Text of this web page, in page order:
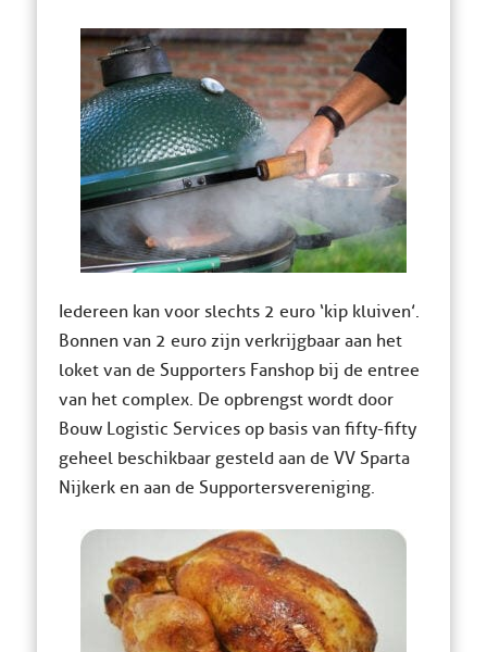
Iedereen kan voor slechts 2 euro ‘kip kluiven’.
Bonnen van 2 euro zijn verkrijgbaar aan het
loket van de Supporters Fanshop bij de entree
van het complex. De opbrengst wordt door
Bouw Logistic Services op basis van fifty-fifty
geheel beschikbaar gesteld aan de VV Sparta
Nijkerk en aan de Supportersvereniging.